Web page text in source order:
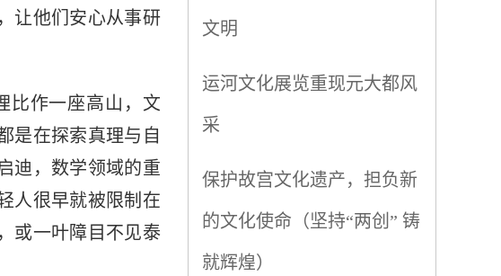
让他们安心从事研
比作一座高山，文
是在探索真理与自
迪，数学领域的重
人很早就被限制在
或一叶障目不见泰
文明
运河文化展览重现元大都风
采
保护故宫文化遗产，担负新
的文化使命（坚持“两创” 铸
就辉煌）